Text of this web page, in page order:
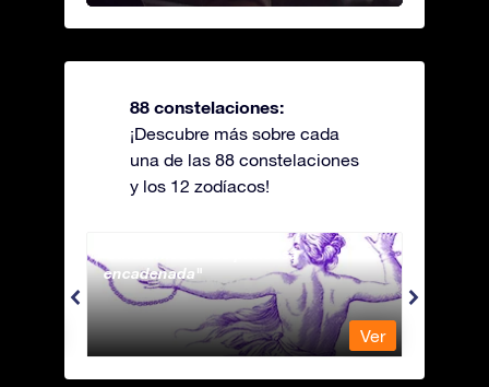
88 constelaciones:
¡Descubre más sobre cada
una de las 88 constelaciones
y los 12 zodíacos!
Andromeda - La princesa
encadenada
Ver